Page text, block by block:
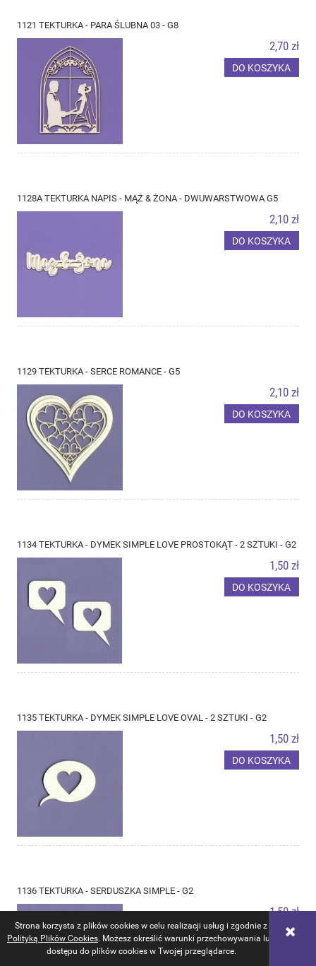
Strona korzysta z plików cookies w celu realizacji usług i zgodnie z
Polityką Plików Cookies. Możesz określić warunki przechowywania lub
dostępu do plików cookies w Twojej przeglądarce.
1121 TEKTURKA - PARA ŚLUBNA 03 - G8
2,70 zł
DO KOSZYKA
1128A TEKTURKA NAPIS - MĄŻ & ŻONA - DWUWARSTWOWA G5
2,10 zł
DO KOSZYKA
1129 TEKTURKA - SERCE ROMANCE - G5
2,10 zł
DO KOSZYKA
1134 TEKTURKA - DYMEK SIMPLE LOVE PROSTOKĄT - 2 SZTUKI - G2
1,50 zł
DO KOSZYKA
1135 TEKTURKA - DYMEK SIMPLE LOVE OVAL - 2 SZTUKI - G2
1,50 zł
DO KOSZYKA
1136 TEKTURKA - SERDUSZKA SIMPLE - G2
1,50 zł
DO KOSZYKA